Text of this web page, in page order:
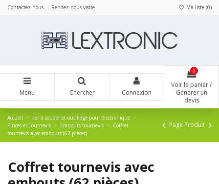
Contactez-nous Rendez-nous visite Ma liste (0)
Menu Chercher Connexion
0
Voir le panier /
Générer un
devis
Accueil
Fer a souder et outillage pour électronique
Pinces et Tournevis
Embouts tournevis
Coffret
tournevis avec embouts (62 pièces)
Page Produit
Coffret tournevis avec
Panneau de gestion des cookies